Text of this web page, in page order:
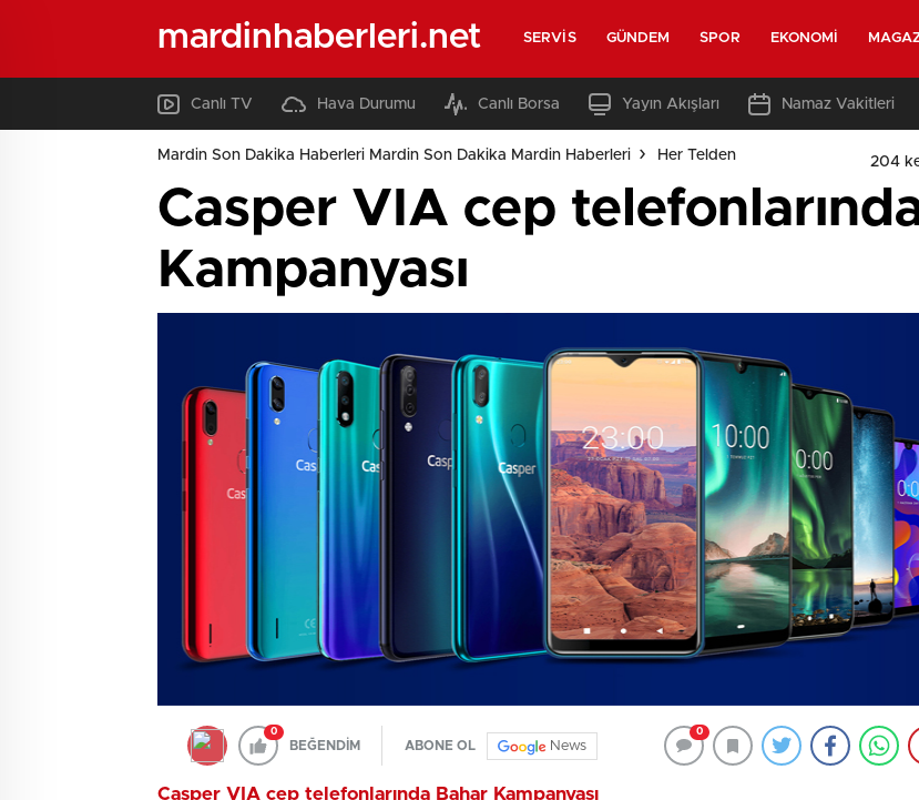
mardinhaberleri.net SERVIS GÜNDEM SPOR EKONOMI
Canlı TV Hava Durumu Canlı Borsa Yayın Akışları Namaz Vakitleri
Mardin Son Dakika Haberleri Mardin Son Dakika Mardin Haberleri Her Telden 204
Casper VIA cep
Kampanyası
0
BEĞENDİM ABONE OL News
0
Casper VIA cep telefonlarında Bahar Kampanyası